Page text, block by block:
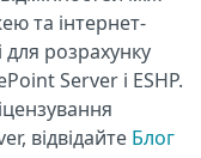
та інтернет-
для розрахунку
Server і ESHP.
відвідайте Блог